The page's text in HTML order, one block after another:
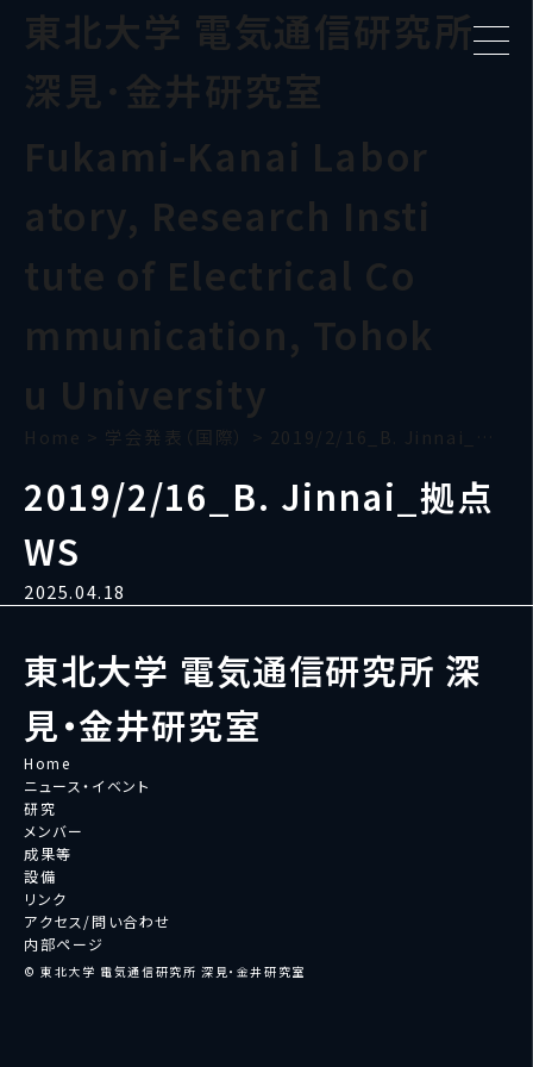
東北大学 電気通信研究所
深見･金井研究室
Fukami-Kanai Labor
atory, Research Insti
tute of Electrical Co
mmunication, Tohok
u University
Home > 学会発表（国際） > 2019/2/16_B. Jinnai_拠点WS
2019/2/16_B. Jinnai_拠点
WS
2025.04.18
東北大学 電気通信研究所 深
見・金井研究室
Home
ニュース・イベント
研究
メンバー
成果等
設備
リンク
アクセス/問い合わせ
内部ページ
© 東北大学 電気通信研究所 深見・金井研究室